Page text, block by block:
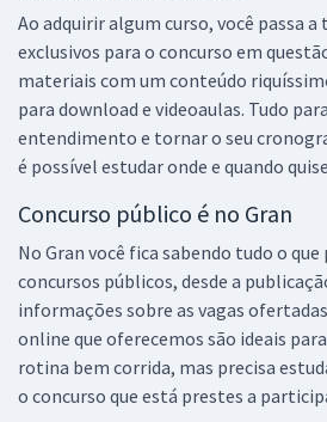
Ao adquirir algum curso, você passa
exclusivos para o concurso em
materiais com um conteúdo
para download e videoaulas. Tudo
entendimento e tornar o seu
é possível estudar onde e quando
Concurso público é no Gran
No Gran você fica sabendo tudo o que
concursos públicos, desde a
informações sobre as vagas
online que oferecemos são ideais
rotina bem corrida, mas precisa
o concurso que está prestes a